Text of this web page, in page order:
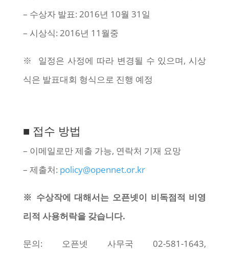
– 수상자 발표: 2016년 10월 31일
– 시상식: 2016년 11월중
※ 일정은 사정에 따라 변경될 수 있으며, 시상
식은 발표대회 형식으로 진행 예정
■ 접수 방법
– 이메일로만 제출 가능, 연락처 기재 요망
– 제출처: policy@opennet.or.kr
※ 수상작에 대해서는 오픈넷이 비독점적 비영
리적 사용허락을 갖습니다.
문의: 오픈넷 사무국 02-581-1643,